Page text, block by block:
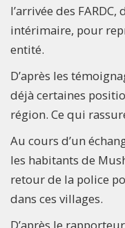
l’arrivée des
intérimaire, pour
entité.
D’après les
déjà certaines
région. Ce qui
Au cours d’un
les habitants de
retour de la police
dans ces villages.
D’après le